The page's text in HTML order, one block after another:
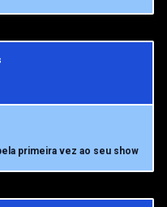
primeira vez ao seu show